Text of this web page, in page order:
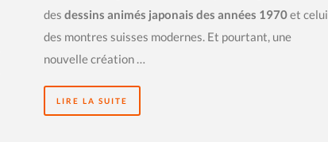
des dessins animés japonais des années 1970et celui
des montres suisses modernes. Et pourtant, une
nouvelle création …
LIRE LA SUITE